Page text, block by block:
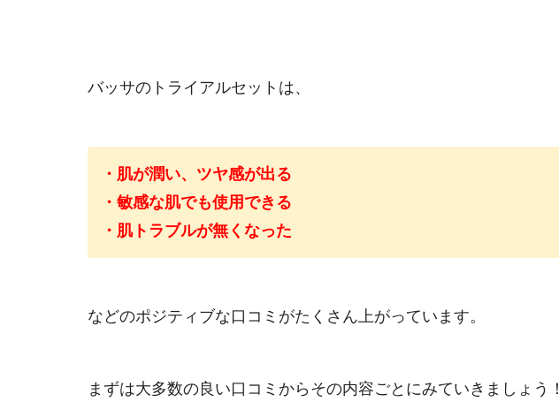
バッサのトライアルセットは、
・肌が潤い、ツヤ感が出る
・敏感な肌でも使用できる
・肌トラブルが無くなった
などのポジティブな口コミがたくさん上がっています。
まずは大多数の良い口コミからその内容ごとにみていきましょう！